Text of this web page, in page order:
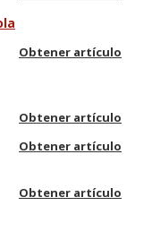
Obtener artículo
Obtener artículo
Obtener artículo
Obtener artículo